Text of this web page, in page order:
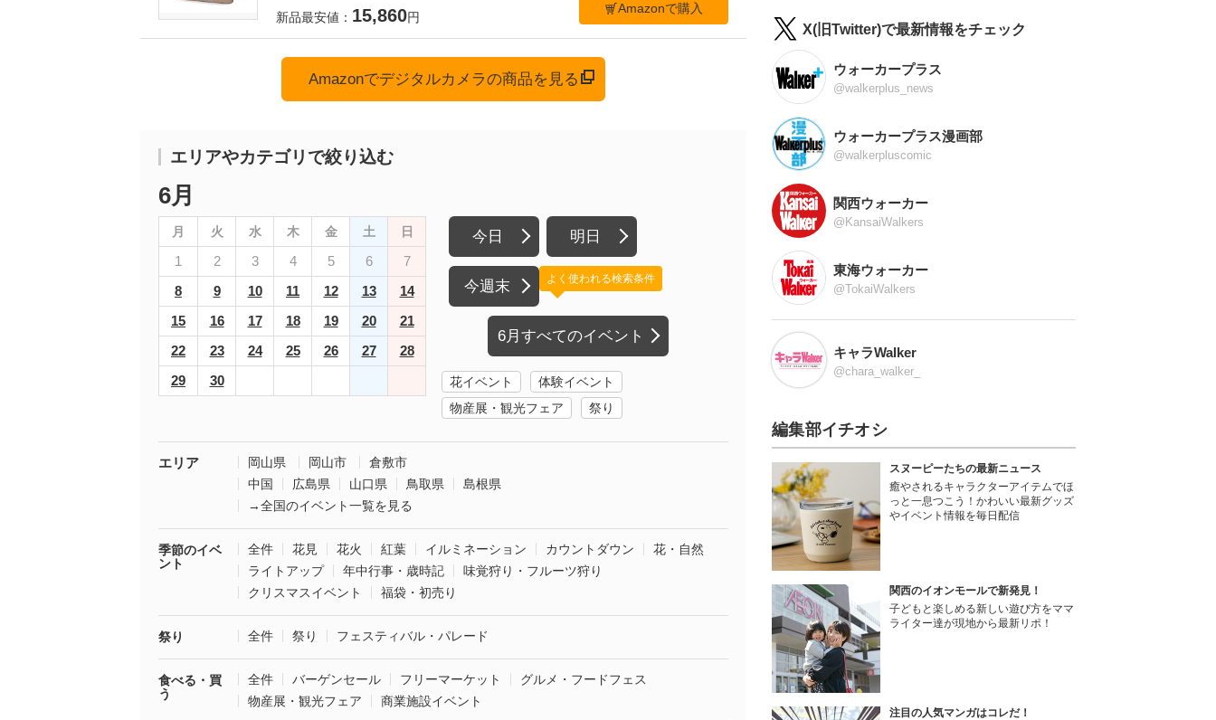
新品最安値： 15,860円
Amazonで購入
Amazonでデジタルカメラの商品を見る
エリアやカテゴリで絞り込む
6月
月 火 水 木 金 土 日
1 2 3 4 5 6
7
8
9 10 11 12 13
14
15
16 17 18 19 20
21
22
23 24 25 26 27
28
29
30
今日 明日
今週末
6月すべてのイベント
よく使われる検索条件
花イベント
体験イベント
物産展・観光フェア
祭り
エリア 岡山県 岡山市
倉敷市
中国
広島県 山口県 鳥取県
島根県
→全国のイベント一覧を見る
季節のイベ
ント
全件 花見 花火 紅葉 イルミネーション カウントダウン
花・自然
ライトアップ
年中行事・歳時記
味覚狩り・フルーツ狩り
クリスマスイベント
福袋・初売り
祭り 全件 祭り フェスティバル・パレード
食べる・買
う
全件 バーゲンセール フリーマーケット
グルメ・フードフェス
物産展・観光フェア
商業施設イベント
X(旧Twitter)で最新情報をチェック
ウォーカープラス
@walkerplus_news
ウォーカープラス漫画部
@walkerpluscomic
関西ウォーカー
@KansaiWalkers
東海ウォーカー
@TokaiWalkers
キャラWalker
@chara_walker_
編集部イチオシ
スヌーピーたちの最新ニュース
癒やされるキャラクターアイテムでほ
っと一息つこう！かわいい最新グッズ
やイベント情報を毎日配信
関西のイオンモールで新発見！
子どもと楽しめる新しい遊び方をママ
ライター達が現地から最新リポ！
注目の人気マンガはコレだ！